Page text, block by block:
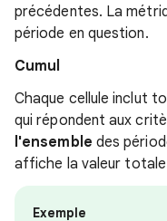
précédentes. La
période en question.
Cumul
Chaque cellule inclut
qui répondent aux
l'ensemble des
affiche la valeur totale
Exemple